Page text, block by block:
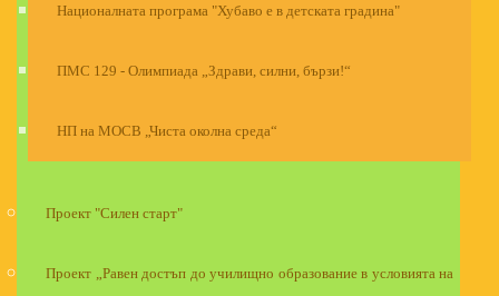
Националната програма "Хубаво е в детската градина"
ПМС 129 - Олимпиада „Здрави, силни, бързи!“
НП на МОСВ „Чиста околна среда“
Проект "Силен старт"
Проект „Равен достъп до училищно образование в условията на